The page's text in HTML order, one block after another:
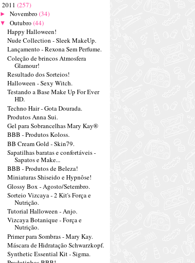
2011 (257)
► Novembro (34)
▼ Outubro (44)
Happy Halloween!
Nude Collection - Sleek MakeUp.
Lançamento - Rexona Sem Perfume.
Coleção de brincos Atmosfera
Glamour!
Resultado dos Sorteios!
Halloween - Sexy Witch.
Testando a Base Make Up For Ever
HD.
Techno Hair - Gota Dourada.
Produtos Anna Sui.
Gel para Sobrancelhas Mary Kay®
BBB - Produtos Koloss.
BB Cream Gold - Skin79.
Sapatilhas baratas e confortáveis -
Sapatos e Make...
BBB - Produtos de Beleza!
Miniaturas Shiseido e Hypnôse!
Glossy Box - Agosto/Setembro.
Sorteio Vizcaya - 2 Kit's Força e
Nutrição.
Tutorial Halloween - Anjo.
Vizcaya Botanique - Força e
Nutrição.
Primer para Sombras - Mary Kay.
Máscara de Hidratação Schwarzkopf.
Synthetic Essential Kit - Sigma.